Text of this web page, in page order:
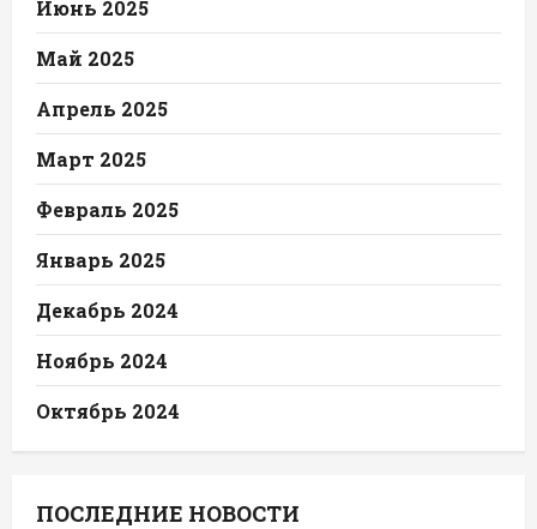
Июнь 2025
Май 2025
Апрель 2025
Март 2025
Февраль 2025
Январь 2025
Декабрь 2024
Ноябрь 2024
Октябрь 2024
ПОСЛЕДНИЕ НОВОСТИ